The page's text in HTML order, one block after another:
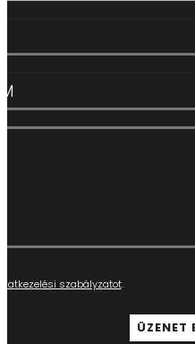
szabályzatot.